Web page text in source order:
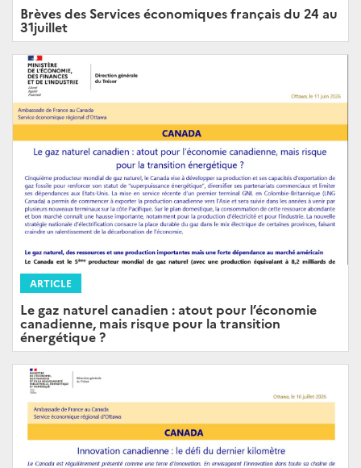
Brèves des Services économiques français du 24 au
31juillet
ARTICLE
Le gaz naturel canadien : atout pour l’économie
canadienne, mais risque pour la transition
énergétique ?